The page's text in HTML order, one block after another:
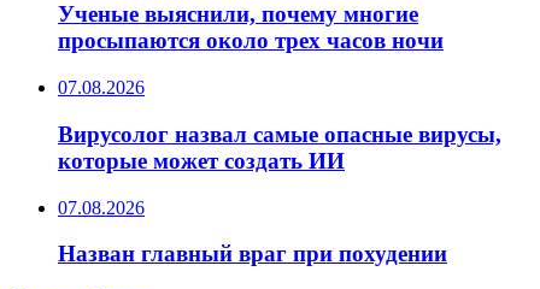
Ученые выяснили, почему многие
просыпаются около трех часов ночи
07.08.2026
Вирусолог назвал самые опасные вирусы,
которые может создать ИИ
07.08.2026
Назван главный враг при похудении